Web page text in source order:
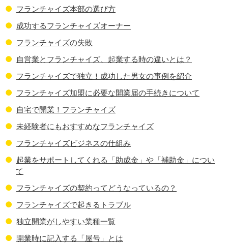
フランチャイズ本部の選び方
成功するフランチャイズオーナー
フランチャイズの失敗
自営業とフランチャイズ、起業する時の違いとは？
フランチャイズで独立！成功した男女の事例を紹介
フランチャイズ加盟に必要な開業届の手続きについて
自宅で開業！フランチャイズ
未経験者にもおすすめなフランチャイズ
フランチャイズビジネスの仕組み
起業をサポートしてくれる「助成金」や「補助金」につい
て
フランチャイズの契約ってどうなっているの？
フランチャイズで起きるトラブル
独立開業がしやすい業種一覧
開業時に記入する「屋号」とは